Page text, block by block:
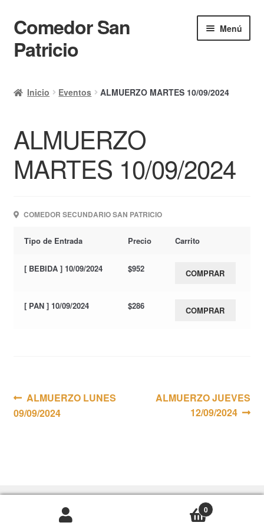
Ir
a
la
Ir
al
contenido
Comedor San
Patricio
Menú
Calendario
Mi cuenta
Ayuda Rapida
Finalizar compra
Inicio Eventos ALMUERZO MARTES 10/09/2024
ALMUERZO
MARTES 10/09/2024
COMEDOR SECUNDARIO SAN PATRICIO
Tipo de Entrada Precio Carrito
[ BEBIDA ] 10/09/2024 $952 COMPRAR
[ PAN ] 10/09/2024 $286 COMPRAR
Navegación
de
Anterior:
ALMUERZO LUNES
09/09/2024
Siguiente:
ALMUERZO JUEVES
12/09/2024
0